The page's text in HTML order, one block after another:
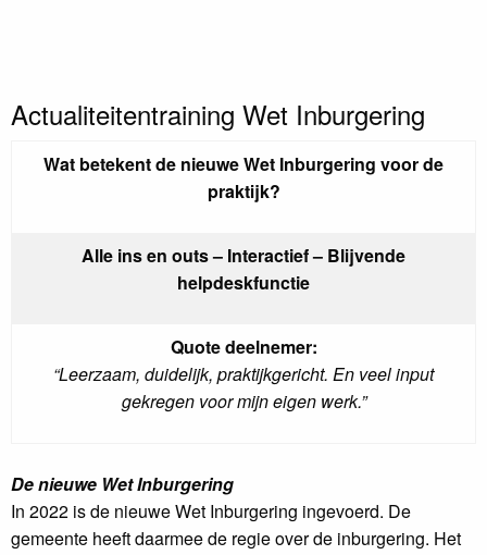
Actualiteitentraining Wet Inburgering
Wat betekent de nieuwe Wet Inburgering voor de
praktijk?
Alle ins en outs – Interactief – Blijvende
helpdeskfunctie
Quote deelnemer:
“Leerzaam, duidelijk, praktijkgericht. En veel input
gekregen voor mijn eigen werk.”
De nieuwe Wet Inburgering
In 2022 is de nieuwe Wet Inburgering ingevoerd. De
gemeente heeft daarmee de regie over de inburgering. Het